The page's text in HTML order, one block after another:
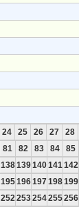
24 25 26 27 28
81 82 83 84 85
138139140141 142
195196197198199
252 253254255256